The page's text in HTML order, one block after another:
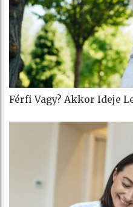
Férfi Vagy? Akkor Ideje